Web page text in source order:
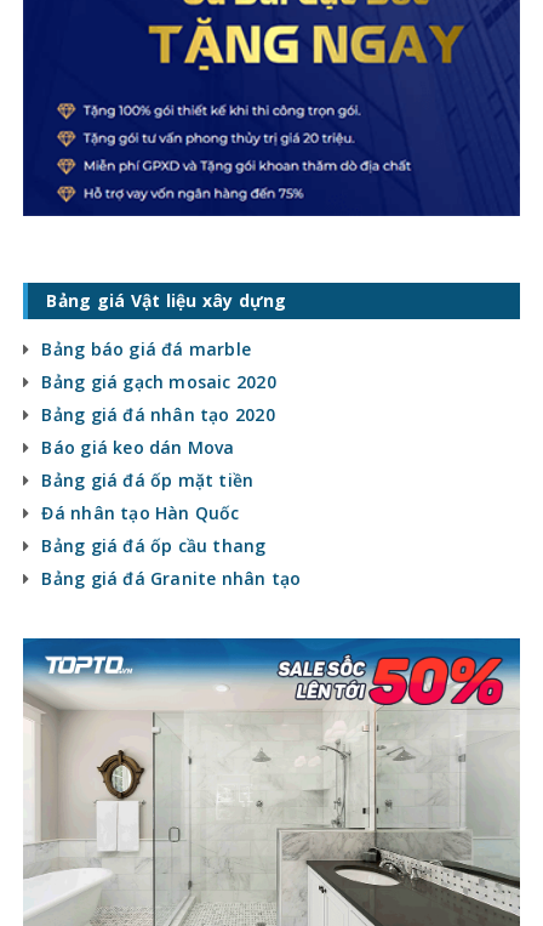
Bảng giá Vật liệu xây dựng
Bảng báo giá đá marble
Bảng giá gạch mosaic 2020
Bảng giá đá nhân tạo 2020
Báo giá keo dán Mova
Bảng giá đá ốp mặt tiền
Đá nhân tạo Hàn Quốc
Bảng giá đá ốp cầu thang
Bảng giá đá Granite nhân tạo